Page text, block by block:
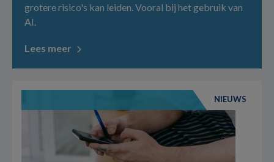
grotere risico's kan leiden. Vooral bij het gebruik van
AI.
Lees meer
NIEUWS